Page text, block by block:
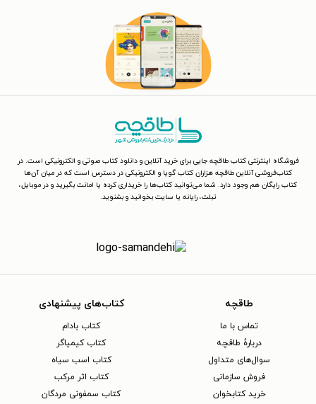
فروشگاه اینترنتی کتاب طاقچه جایی برای خرید آنلاین و دانلود کتاب صوتی و الکترونیکی است. در
کتاب‌فروشی آنلاین طاقچه هزاران کتاب گویا و الکترونیکی در دسترس است که در میان آن‌ها
کتاب رایگان هم وجود دارد. شما می‌توانید کتاب‌ها را خریداری کرده یا امانت بگیرید و در موبایل،
تبلت، رایانه یا سایت بخوانید و بشنوید.
طاقچه
تماس با ما
دربارهٔ طاقچه
سوال‌های متداول
فروش سازمانی
خرید کتابخوان
کتاب‌های پیشنهادی
کتاب بادام
کتاب کیمیاگر
کتاب اسب سیاه
کتاب اثر مرکب
کتاب سمفونی مردگان